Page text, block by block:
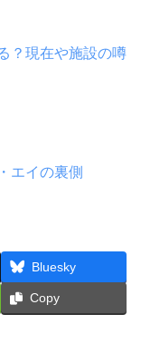
？現在や施設の噂
エイの裏側
Bluesky
Copy